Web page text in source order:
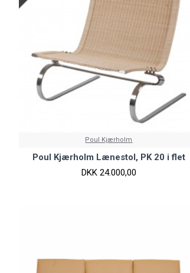
Poul Kjærholm
Poul Kjærholm Lænestol, PK 20 i flet
DKK 24.000,00